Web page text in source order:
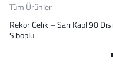
Tüm Ürünler
Rekor Celık – Sarı Kapl 90 Dısı
Sıboplu